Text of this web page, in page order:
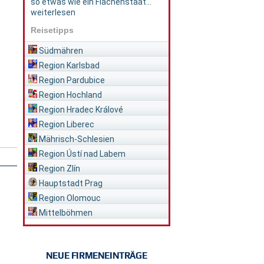
so etwas wie ein Flächenstaat...
weiterlesen
Reisetipps
Südmähren
Region Karlsbad
Region Pardubice
Region Hochland
Region Hradec Králové
Region Liberec
Mährisch-Schlesien
Region Ústí nad Labem
Region Zlín
Hauptstadt Prag
Region Olomouc
Mittelböhmen
NEUE FIRMENEINTRÄGE